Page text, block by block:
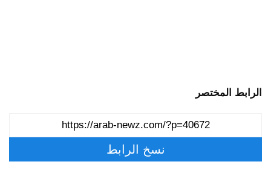
الرابط المختصر
نسخ الرابط